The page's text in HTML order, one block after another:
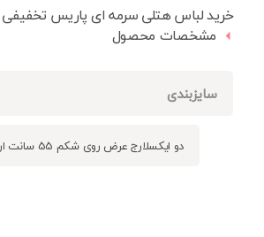
خرید لباس هتلی سرمه ای پاریس تخفیفی
مشخصات محصول
سایزبندی
دو ایکسلارج عرض روی شکم 55 سانت ارتفاع 75 سانت